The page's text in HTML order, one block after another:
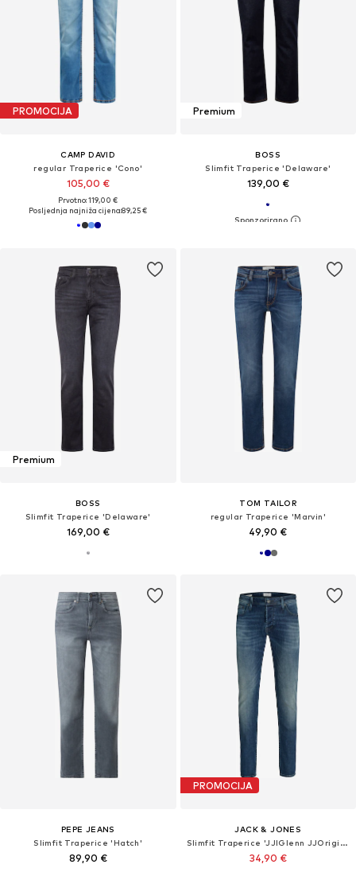
PROMOCIJA
CAMP DAVID
regular Traperice 'Cono'
105,00 €
Prvotno: 119,00 €
Posljednja najniža cijena:89,25 €
Premium
BOSS
Slimfit Traperice 'Delaware'
139,00 €
Premium
BOSS
Slimfit Traperice 'Delaware'
169,00 €
TOM TAILOR
regular Traperice 'Marvin'
49,90 €
PEPE JEANS
Slimfit Traperice 'Hatch'
89,90 €
PROMOCIJA
JACK & JONES
Slimfit Traperice 'JJIGlenn JJOriginal'
34,90 €